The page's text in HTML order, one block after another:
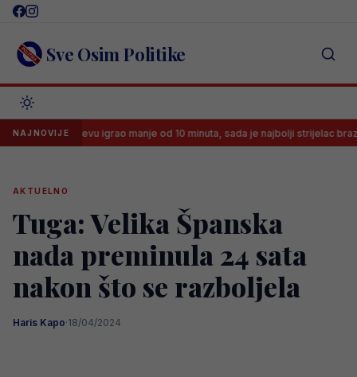
Skip
content Sve Osim Politike
NAJNOVIJE
U Sarajevu igrao manje od 10 minuta, sada je najbolji strijelac brazilske lige
AKTUELNO
Tuga: Velika Španska
nada preminula 24 sata
nakon što se razboljela
Haris Kapo·18/04/2024